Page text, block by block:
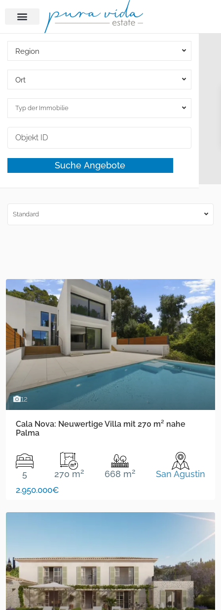
Region
Ort
Typ der Immobilie
Standard
12
Cala Nova: Neuwertige Villa mit 270 m² nahe
Palma
5 270 m2 668 m2 San Agustin
2.950.000€